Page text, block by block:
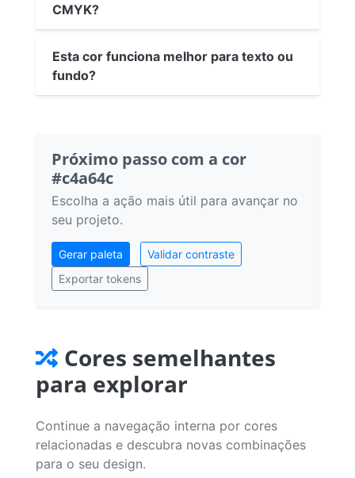
CMYK?
Esta cor funciona melhor para texto ou
fundo?
Próximo passo com a cor
#c4a64c
Escolha a ação mais útil para avançar no
seu projeto.
Gerar paleta
Validar contraste
Exportar tokens
Cores semelhantes
para explorar
Continue a navegação interna por cores
relacionadas e descubra novas combinações
para o seu design.